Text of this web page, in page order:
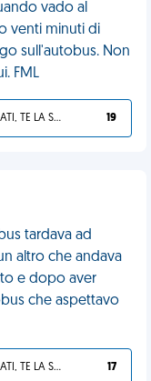
vado al
venti minuti di
sull'autobus. Non
FML
SVEGLIATI, TE LA SEI CERCATA! 19
tardava ad
altro che andava
e dopo aver
che aspettavo
SVEGLIATI, TE LA SEI CERCATA! 17